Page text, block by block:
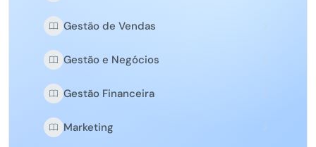
Gestão de Vendas
Gestão e Negócios
Gestão Financeira
Marketing